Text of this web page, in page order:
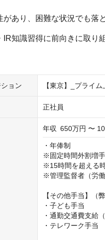
があり、困難な状況でも
IR知識習得に前向きに取り
ョン 【東京】_プライ
正社員
年収 650万円 〜
・年俸制
※固定時間外割増
※15時間を超える
※管理監督者（労
【その他手当】（
・子ども手当
・通勤交通費支給
・テレワーク手当